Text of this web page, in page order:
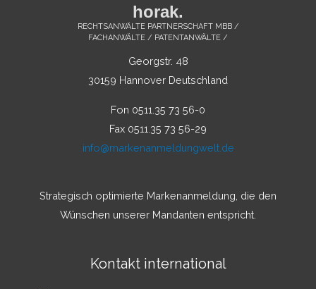
horak.
RECHTSANWÄLTE PARTNERSCHAFT MBB /
FACHANWÄLTE / PATENTANWÄLTE /
Georgstr. 48
30159 Hannover Deutschland
Fon 0511.35 73 56-0
Fax 0511.35 73 56-29
info@markenanmeldungwelt.de
Strategisch optimierte Markenanmeldung, die den
Wünschen unserer Mandanten entspricht.
Kontakt international